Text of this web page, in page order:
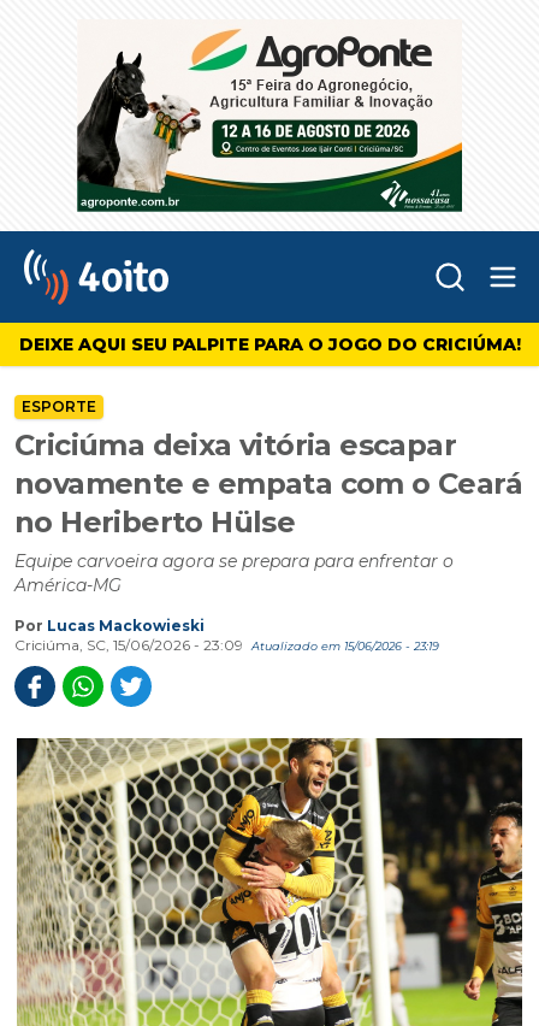
4oito
DEIXE AQUI SEU PALPITE PARA O JOGO DO CRICIÚMA!
ESPORTE
Criciúma deixa vitória escapar
novamente e empata com o Ceará
no Heriberto Hülse
Equipe carvoeira agora se prepara para enfrentar o
América-MG
Por Lucas Mackowieski
Criciúma, SC, 15/06/2026 - 23:09
Atualizado em 15/06/2026 - 23:19